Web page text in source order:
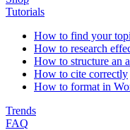
Tutorials
How to find your
How to research
How to structure an
How to cite correctly
How to format in
Trends
FAQ